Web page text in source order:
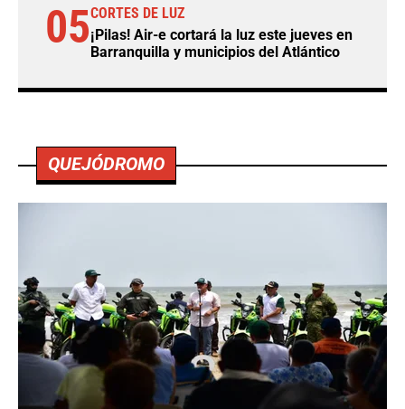
05CORTES DE LUZ
¡Pilas! Air-e cortará la luz este jueves en
Barranquilla y municipios del Atlántico
QUEJÓDROMO